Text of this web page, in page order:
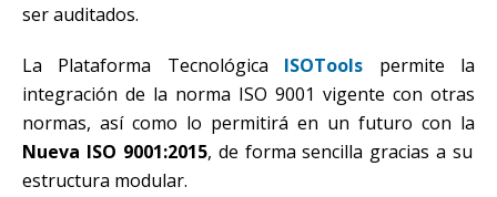
ser auditados.
La Plataforma Tecnológica ISOTools
permite la
integración de la norma ISO 9001 vigente con otras
normas, así como lo permitirá en un futuro con la
Nueva ISO 9001:2015, de forma sencilla gracias a su
estructura modular.